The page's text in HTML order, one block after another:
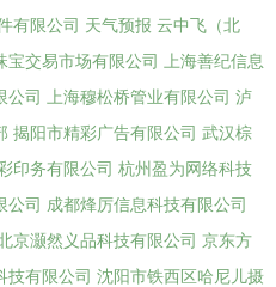
有限公司 天气预报 云中飞（北
宝交易市场有限公司
上海善纪信息
公司 上海穆松桥管业有限公司 泸
揭阳市精彩广告有限公司 武汉棕
印务有限公司 杭州盈为网络科技
公司 成都烽厉信息科技有限公司
京灏然义品科技有限公司 京东方
技有限公司 沈阳市铁西区哈尼儿摄